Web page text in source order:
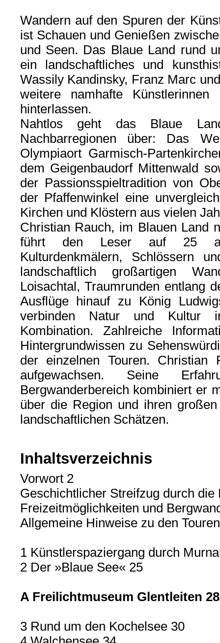
Wandern auf den Spuren der
ist Schauen und Genießen
und Seen. Das Blaue Land rund
ein landschaftliches und
Wassily Kandinsky, Franz Marc
weitere namhafte
hinterlassen.
Nahtlos geht das Blaue
Nachbarregionen über: Das
Olympiaort Garmisch-
dem Geigenbaudorf Mittenwald
der Passionsspieltradition von
der Pfaffenwinkel eine
Kirchen und Klöstern aus vielen
Christian Rauch, im Blauen Land
führt den Leser auf 25
Kulturdenkmälern, Schlössern
landschaftlich großartigen
Loisachtal, Traumrunden entlang
Ausflüge hinauf zu König
verbinden Natur und Kultur
Kombination. Zahlreiche
Hintergrundwissen zu
der einzelnen Touren.
aufgewachsen. Seine
Bergwanderbereich kombiniert er
über die Region und ihren
landschaftlichen Schätzen.
Inhaltsverzeichnis
Vorwort 2
Geschichtlicher Streifzug durch die
Freizeitmöglichkeiten und
Allgemeine Hinweise zu den
1 Künstlerspaziergang durch
2 Der »Blaue See« 25
A Freilichtmuseum Glentleiten 28
3 Rund um den Kochelsee 30